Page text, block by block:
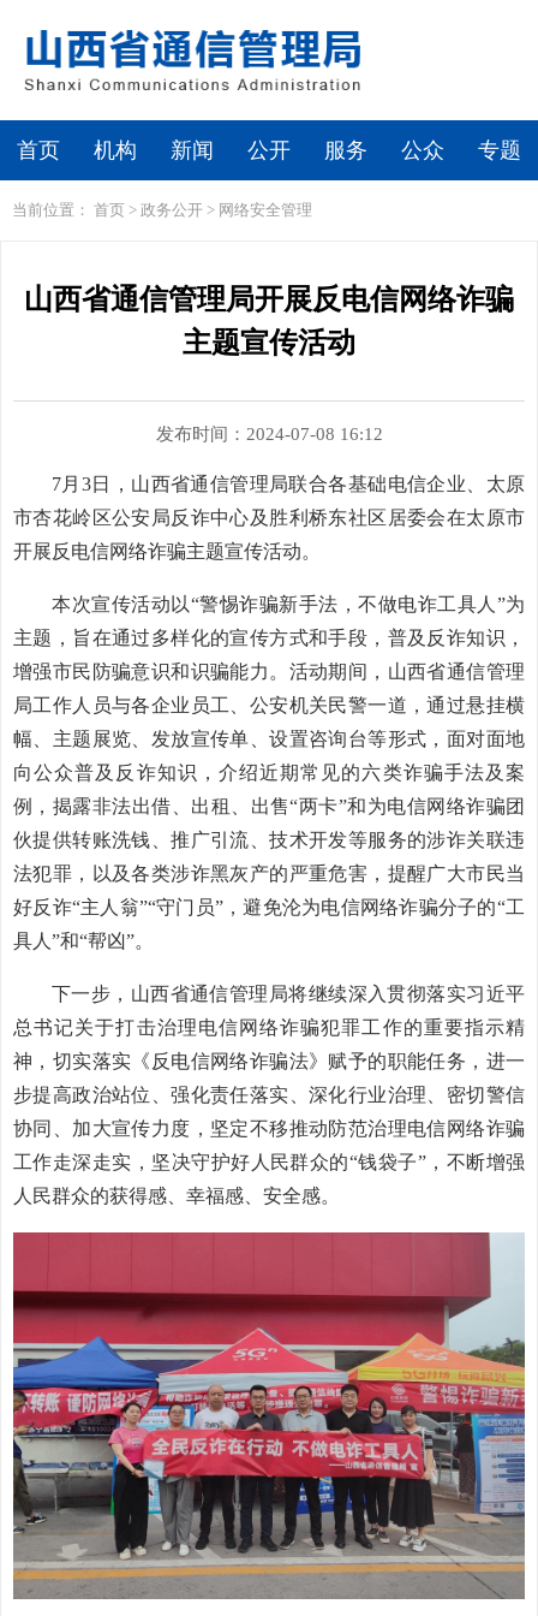
首页 机构 新闻 公开 服务 公众 专题
当前位置： 首页 > 政务公开 > 网络安全管理
山西省通信管理局开展反电信网络诈骗
主题宣传活动
发布时间：2024-07-08 16:12
7月3日，山西省通信管理局联合各基础电信企业、太原
市杏花岭区公安局反诈中心及胜利桥东社区居委会在太原市
开展反电信网络诈骗主题宣传活动。
本次宣传活动以“警惕诈骗新手法，不做电诈工具人”为
主题，旨在通过多样化的宣传方式和手段，普及反诈知识，
增强市民防骗意识和识骗能力。活动期间，山西省通信管理
局工作人员与各企业员工、公安机关民警一道，通过悬挂横
幅、主题展览、发放宣传单、设置咨询台等形式，面对面地
向公众普及反诈知识，介绍近期常见的六类诈骗手法及案
例，揭露非法出借、出租、出售“两卡”和为电信网络诈骗团
伙提供转账洗钱、推广引流、技术开发等服务的涉诈关联违
法犯罪，以及各类涉诈黑灰产的严重危害，提醒广大市民当
好反诈“主人翁”“守门员”，避免沦为电信网络诈骗分子的“工
具人”和“帮凶”。
下一步，山西省通信管理局将继续深入贯彻落实习近平
总书记关于打击治理电信网络诈骗犯罪工作的重要指示精
神，切实落实《反电信网络诈骗法》赋予的职能任务，进一
步提高政治站位、强化责任落实、深化行业治理、密切警信
协同、加大宣传力度，坚定不移推动防范治理电信网络诈骗
工作走深走实，坚决守护好人民群众的“钱袋子”，不断增强
人民群众的获得感、幸福感、安全感。